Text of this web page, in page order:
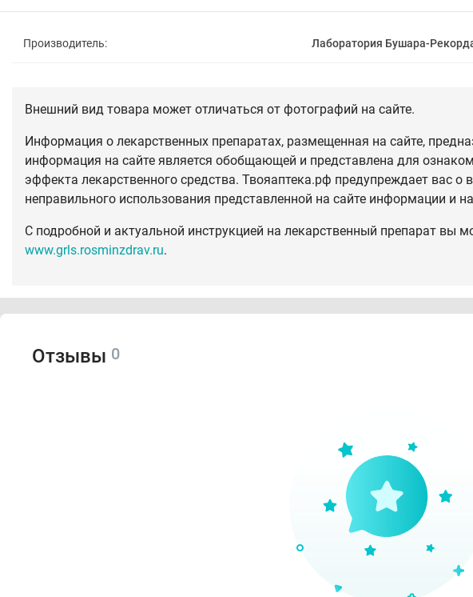
Производитель: Лаборатория Бушара-
Внешний вид товара может отличаться от фотографий на сайте.
Информация о лекарственных препаратах, размещенная на сайте,
информация на сайте является обобщающей и представлена для
эффекта лекарственного средства. Твояаптека.рф предупреждает вас
неправильного использования представленной на сайте информации и
С подробной и актуальной инструкцией на лекарственный препарат вы
www.grls.rosminzdrav.ru.
Отзывы 0